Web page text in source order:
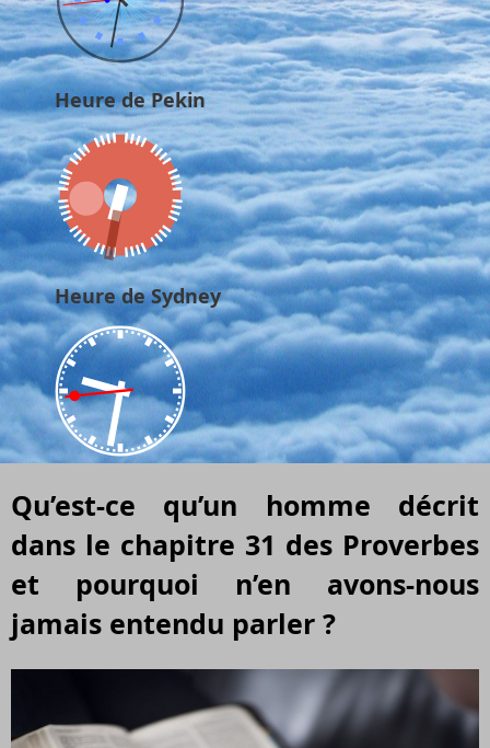
Heure de Pekin
Heure de Sydney
Qu’est-ce qu’un homme décrit
dans le chapitre 31 des Proverbes
et pourquoi n’en avons-nous
jamais entendu parler ?